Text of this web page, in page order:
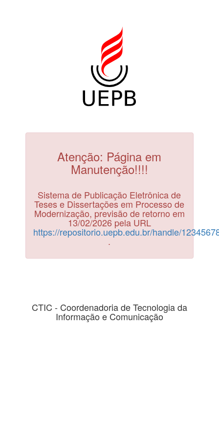
Atenção: Página em
Manutenção!!!!
Sistema de Publicação Eletrônica de
Teses e Dissertações em Processo de
Modernização, previsão de retorno em
13/02/2026 pela URL
https://repositorio.uepb.edu.br/handle/
.
CTIC - Coordenadoria de Tecnologia da
Informação e Comunicação